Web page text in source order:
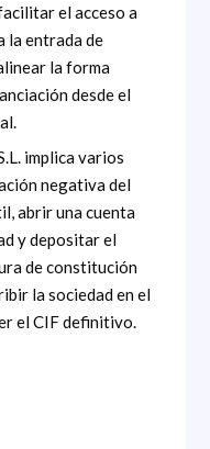
el acceso a
la entrada de
la forma
desde el
implica varios
negativa del
abrir una cuenta
y depositar el
de constitución
la sociedad en el
el CIF definitivo.